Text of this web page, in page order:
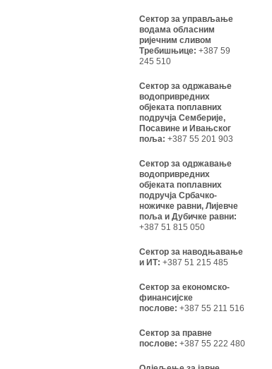
Сектор за управљање
водама обласним
ријечним сливом
Требишњице: +387 59
245 510
Сектор за одржавање
водопривредних
објеката поплавних
подручја Семберије,
Посавине и Ивањског
поља: +387 55 201 903
Сектор за одржавање
водопривредних
објеката поплавних
подручја Србачко-
ножичке равни, Лијевче
поља и Дубичке равни:
+387 51 815 050
Сектор за наводњавање
и ИТ: +387 51 215 485
Сектор за економско-
финансијске
послове: +387 55 211 516
Сектор за правне
послове: +387 55 222 480